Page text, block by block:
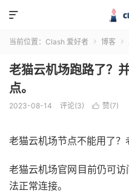

当前位置： Clash 爱好者  博客 
老猫云机场跑路了？
点。
2023-08-14 评论(3)  赞(7)
老猫云机场节点不能用了？
老猫云机场官网目前仍可
法正常连接。